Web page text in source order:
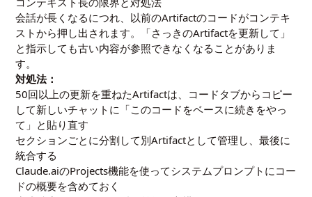
会話が長くなるにつれ、以前のArtifactのコードがコンテキ
ストから押し出されます。「さっきのArtifactを更新して」
と指示しても古い内容が参照できなくなることがありま
す。
対処法：
50回以上の更新を重ねたArtifactは、コードタブからコピー
して新しいチャットに「このコードをベースに続きをやっ
て」と貼り直す
セクションごとに分割して別Artifactとして管理し、最後に
統合する
Claude.aiのProjects機能を使ってシステムプロンプトにコー
ドの概要を含めておく